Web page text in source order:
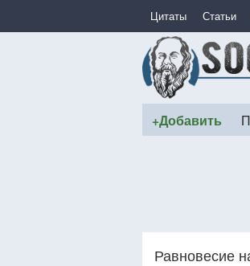
Цитаты Статьи
+Добавить
Равновесие